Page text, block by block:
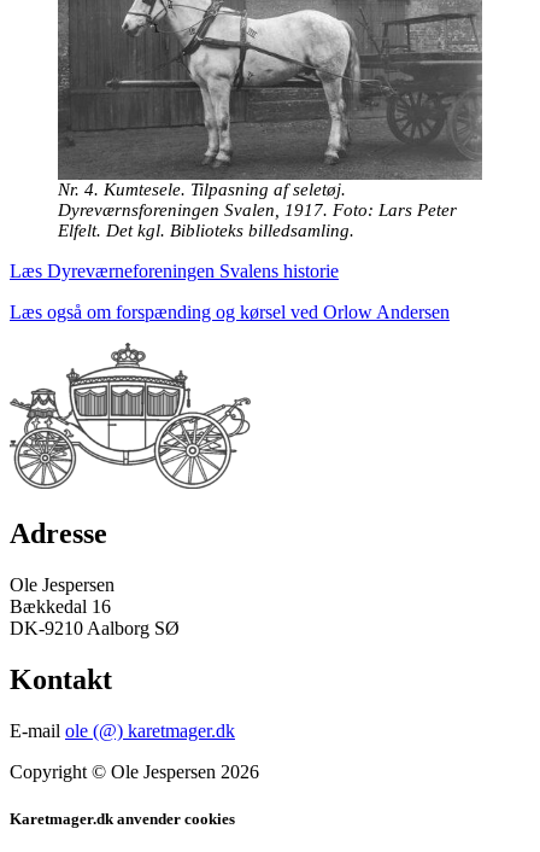
Nr. 4. Kumtesele. Tilpasning af seletøj.
Dyreværnsforeningen Svalen, 1917. Foto: Lars Peter
Elfelt. Det kgl. Biblioteks billedsamling.
Læs Dyreværneforeningen Svalens historie
Læs også om forspænding og kørsel ved Orlow Andersen
Adresse
Ole Jespersen
Bækkedal 16
DK-9210 Aalborg SØ
Kontakt
E-mail ole (@) karetmager.dk
Copyright © Ole Jespersen 2026
Karetmager.dk anvender cookies